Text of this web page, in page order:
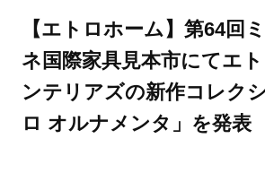
【エトロホーム】第64回
ネ国際家具見本市にてエ
ンテリアズの新作コレク
ロ オルナメンタ」を発表